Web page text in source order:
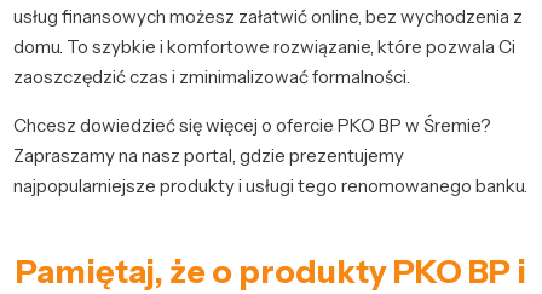
usług finansowych możesz załatwić online, bez wychodzenia z
domu. To szybkie i komfortowe rozwiązanie, które pozwala Ci
zaoszczędzić czas i zminimalizować formalności.
Chcesz dowiedzieć się więcej o ofercie PKO BP w Śremie?
Zapraszamy na nasz portal, gdzie prezentujemy
najpopularniejsze produkty i usługi tego renomowanego banku.
Pamiętaj, że o produkty PKO BP i